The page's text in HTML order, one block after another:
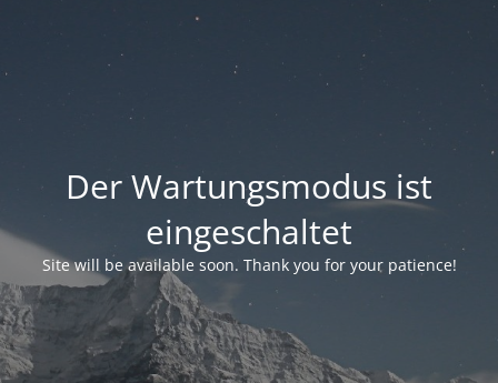
Der Wartungsmodus ist
eingeschaltet
Site will be available soon. Thank you for your patience!